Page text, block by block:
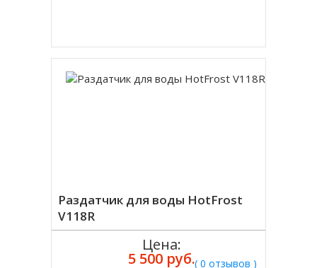
Раздатчик для воды HotFrost
V118R
( 0 отзывов )
Цена:
5 500 руб.